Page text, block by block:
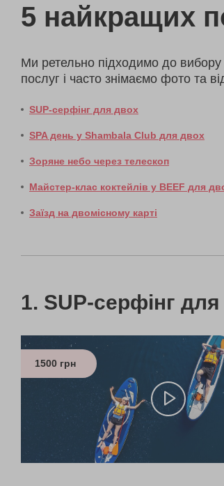
5 найкращих
Ми ретельно підходимо до
послуг і часто знімаємо фото та
SUP-серфінг для двох
SPA день у Shambala Club для двох
Зоряне небо через телескоп
Майстер-клас коктейлів у BEEF для
Заїзд на двомісному карті
SUP-серфінг
1500 грн